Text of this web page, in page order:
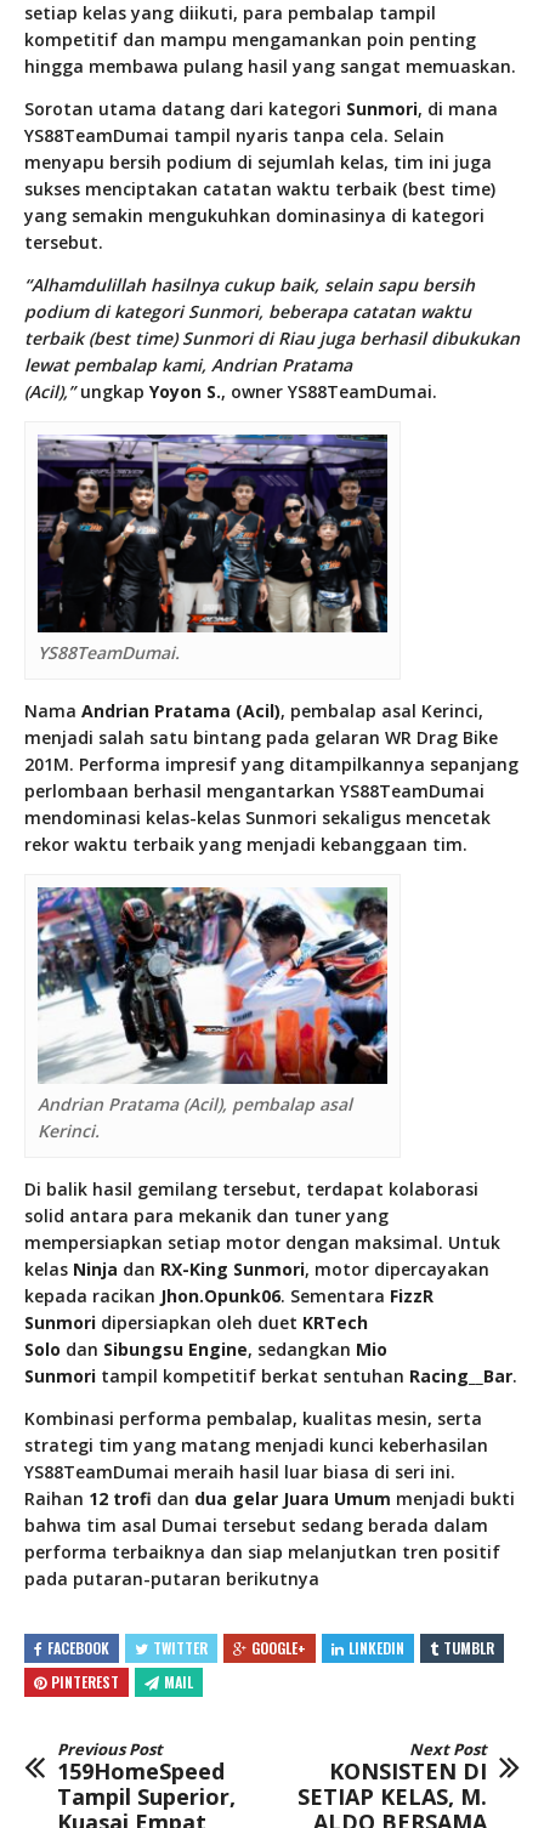
setiap kelas yang diikuti, para pembalap tampil
kompetitif dan mampu mengamankan poin penting
hingga membawa pulang hasil yang sangat memuaskan.
Sorotan utama datang dari kategori Sunmori, di mana
YS88TeamDumai tampil nyaris tanpa cela. Selain
menyapu bersih podium di sejumlah kelas, tim ini juga
sukses menciptakan catatan waktu terbaik (best time)
yang semakin mengukuhkan dominasinya di kategori
tersebut.
“Alhamdulillah hasilnya cukup baik, selain sapu bersih
podium di kategori Sunmori, beberapa catatan waktu
terbaik (best time) Sunmori di Riau juga berhasil dibukukan
lewat pembalap kami, Andrian Pratama
(Acil),”ungkap Yoyon S., owner YS88TeamDumai.
YS88TeamDumai.
Nama Andrian Pratama (Acil), pembalap asal Kerinci,
menjadi salah satu bintang pada gelaran WR Drag Bike
201M. Performa impresif yang ditampilkannya sepanjang
perlombaan berhasil mengantarkan YS88TeamDumai
mendominasi kelas-kelas Sunmori sekaligus mencetak
rekor waktu terbaik yang menjadi kebanggaan tim.
Andrian Pratama (Acil), pembalap asal
Kerinci.
Di balik hasil gemilang tersebut, terdapat kolaborasi
solid antara para mekanik dan tuner yang
mempersiapkan setiap motor dengan maksimal. Untuk
kelas Ninja dan RX-King Sunmori, motor dipercayakan
kepada racikan Jhon.Opunk06. Sementara FizzR
Sunmori dipersiapkan oleh duet KRTech
Solo dan Sibungsu Engine, sedangkan Mio
Sunmori tampil kompetitif berkat sentuhan Racing__Bar.
Kombinasi performa pembalap, kualitas mesin, serta
strategi tim yang matang menjadi kunci keberhasilan
YS88TeamDumai meraih hasil luar biasa di seri ini.
Raihan 12 trofi dan dua gelar Juara Umum menjadi bukti
bahwa tim asal Dumai tersebut sedang berada dalam
performa terbaiknya dan siap melanjutkan tren positif
pada putaran-putaran berikutnya
FACEBOOK TWITTER GOOGLE+ LINKEDIN
TUMBLR
PINTEREST
MAIL
Previous Post
159HomeSpeed
Tampil Superior,
Kuasai Empat
Next Post
KONSISTEN DI
SETIAP KELAS, M.
ALDO BERSAMA